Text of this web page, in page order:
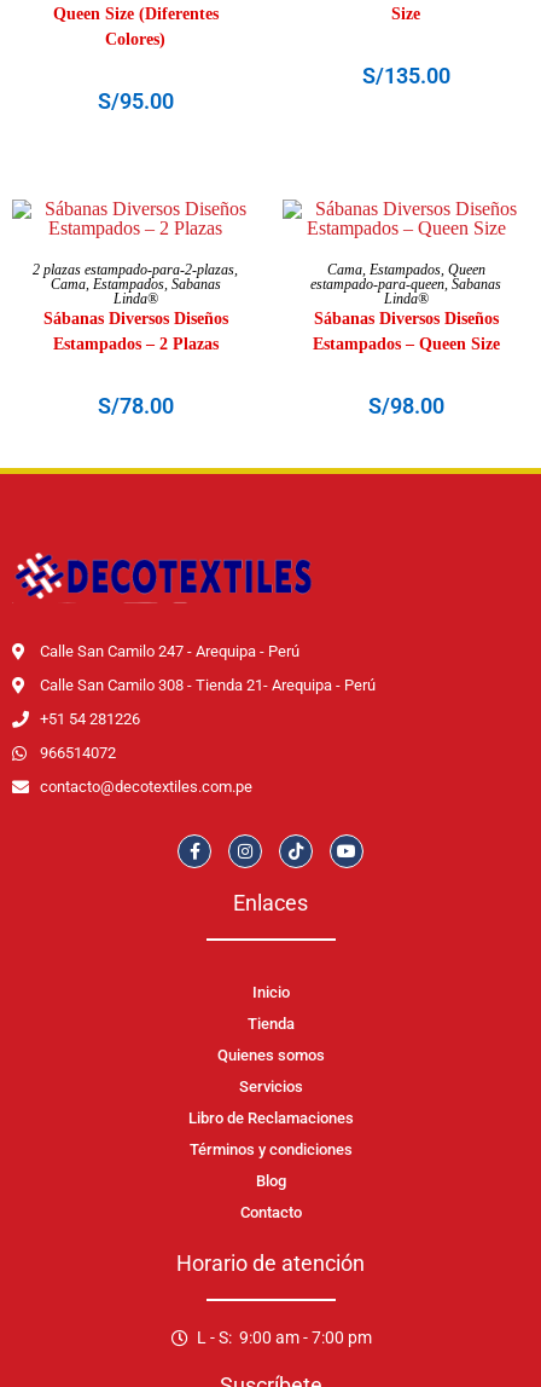
Queen Size (Diferentes
Colores)
S/95.00
Size
S/135.00
SELECCIONAR OPCIONES
2 plazas estampado-para-2-plazas,
Cama, Estampados, Sabanas
Linda®
Sábanas Diversos Diseños
Estampados – 2 Plazas
S/78.00
SELECCIONAR OPCIONES
Cama, Estampados, Queen
estampado-para-queen, Sabanas
Linda®
Sábanas Diversos Diseños
Estampados – Queen Size
S/98.00
Calle San Camilo 247 - Arequipa - Perú
Calle San Camilo 308 - Tienda 21- Arequipa - Perú
+51 54 281226
966514072
contacto@decotextiles.com.pe
Enlaces
Inicio
Tienda
Quienes somos
Servicios
Libro de Reclamaciones
Términos y condiciones
Blog
Contacto
Horario de atención
L - S: 9:00 am - 7:00 pm